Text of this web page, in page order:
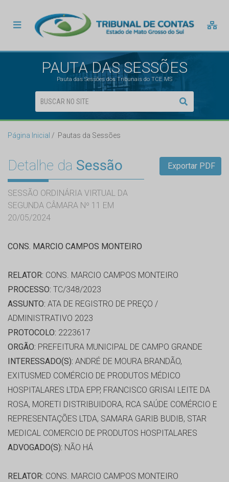
PAUTA DAS SESSÕES
Pauta das Sessões dos Tribunais do TCE MS
Página Inicial Pautas da Sessões
Detalhe da Sessão
SESSÃO ORDINÁRIA VIRTUAL DA
SEGUNDA CÂMARA Nº 11 EM
20/05/2024
Exportar PDF
CONS. MARCIO CAMPOS MONTEIRO
RELATOR: CONS. MARCIO CAMPOS MONTEIRO
PROCESSO: TC/348/2023
ASSUNTO: ATA DE REGISTRO DE PREÇO /
ADMINISTRATIVO 2023
PROTOCOLO: 2223617
ORGÃO: PREFEITURA MUNICIPAL DE CAMPO GRANDE
INTERESSADO(S): ANDRÉ DE MOURA BRANDÃO,
EXITUSMED COMÉRCIO DE PRODUTOS MÉDICO
HOSPITALARES LTDA EPP, FRANCISCO GRISAI LEITE DA
ROSA, MORETI DISTRIBUIDORA, RCA SAÚDE COMÉRCIO E
REPRESENTAÇÕES LTDA, SAMARA GARIB BUDIB, STAR
MEDICAL COMERCIO DE PRODUTOS HOSPITALARES
ADVOGADO(S): NÃO HÁ
RELATOR: CONS. MARCIO CAMPOS MONTEIRO